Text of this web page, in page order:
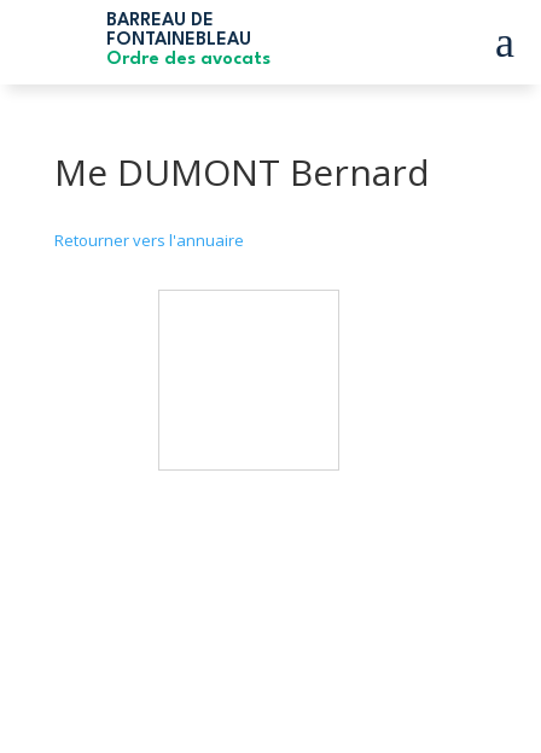
BARREAU DE
FONTAINEBLEAU
Ordre des avocats
a
Me DUMONT Bernard
Retourner vers l'annuaire